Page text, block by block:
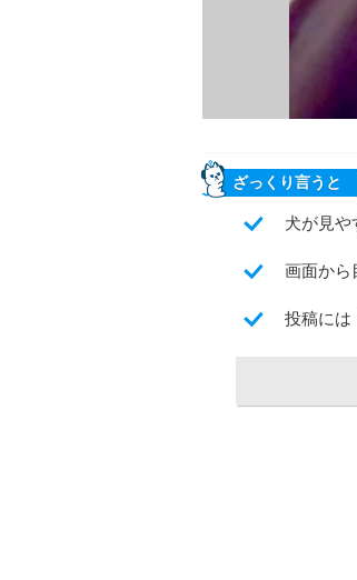
ざっくり言うと
犬が見や
画面から
投稿には